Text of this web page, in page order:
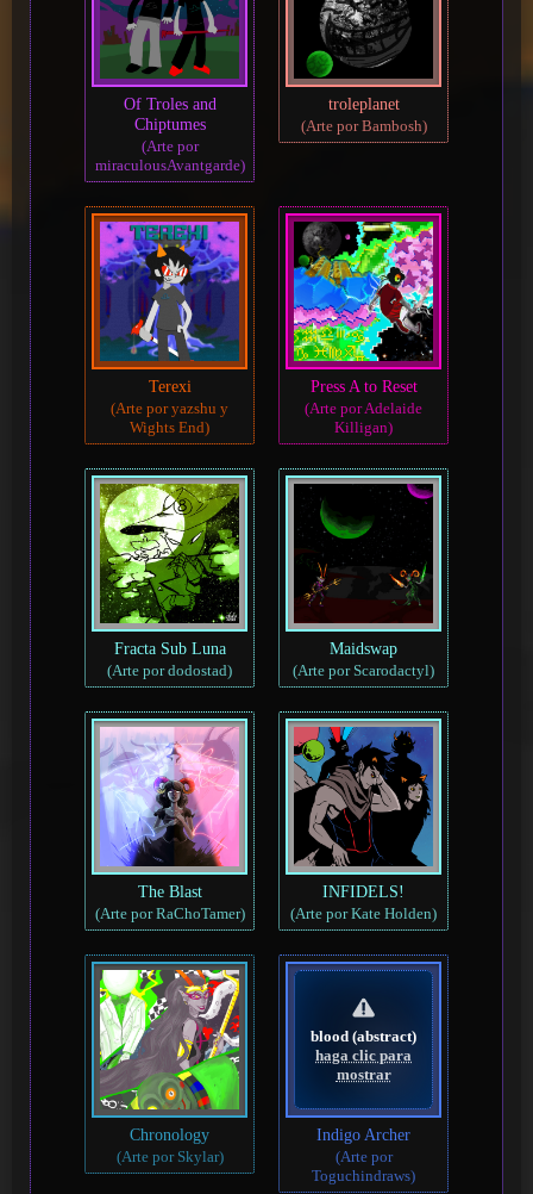
Of Troles and
Chiptumes
(Arte por
miraculousAvantgarde)
troleplanet
(Arte por Bambosh)
Terexi
(Arte por yazshu y
Wights End)
Press A to Reset
(Arte por Adelaide
Killigan)
Fracta Sub Luna
(Arte por dodostad)
Maidswap
(Arte por Scarodactyl)
The Blast
(Arte por RaChoTamer)
INFIDELS!
(Arte por Kate Holden)
Chronology
(Arte por Skylar)
blood (abstract)
haga clic para
mostrar
Indigo Archer
(Arte por
Toguchindraws)